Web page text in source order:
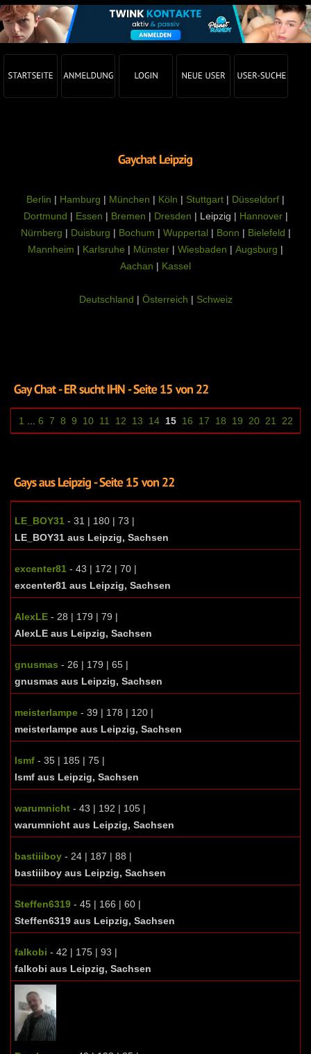
Berlin | Hamburg | München | Köln | Stuttgart | Düsseldorf |
Dortmund | Essen | Bremen | Dresden | Leipzig | Hannover|
Nürnberg | Duisburg | Bochum | Wuppertal | Bonn | Bielefeld |
Mannheim | Karlsruhe | Münster | Wiesbaden | Augsburg |
Aachan | Kassel
Deutschland | Österreich | Schweiz
1 6 7 8 9 10 11 12 13 14 15 16 17 18 19 20 21 22
LE_BOY31 - 31 | 180 | 73 |
LE_BOY31 aus Leipzig, Sachsen
excenter81 - 43 | 172 | 70 |
excenter81 aus Leipzig, Sachsen
AlexLE - 28 | 179 | 79 |
AlexLE aus Leipzig, Sachsen
gnusmas - 26 | 179 | 65 |
gnusmas aus Leipzig, Sachsen
meisterlampe - 39 | 178 | 120 |
meisterlampe aus Leipzig, Sachsen
lsmf - 35 | 185 | 75 |
lsmf aus Leipzig, Sachsen
warumnicht - 43 | 192 | 105 |
warumnicht aus Leipzig, Sachsen
bastiiiboy - 24 | 187 | 88 |
bastiiiboy aus Leipzig, Sachsen
Steffen6319 - 45 | 166 | 60 |
Steffen6319 aus Leipzig, Sachsen
falkobi - 42 | 175 | 93 |
falkobi aus Leipzig, Sachsen